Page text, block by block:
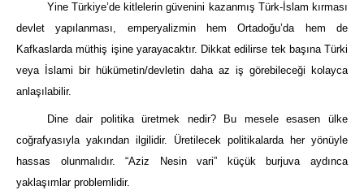
Yine Türkiye’de kitlelerin güvenini kazanmış Türk-İslam kırması
devlet yapılanması, emperyalizmin hem Ortadoğu’da hem de
Kafkaslarda müthiş işine yarayacaktır. Dikkat edilirse tek başına Türki
veya İslami bir hükümetin/devletin daha az iş görebileceği kolayca
anlaşılabilir.
Dine dair politika üretmek nedir? Bu mesele esasen ülke
coğrafyasıyla yakından ilgilidir. Üretilecek politikalarda her yönüyle
hassas olunmalıdır. “Aziz Nesin vari” küçük burjuva aydınca
yaklaşımlar problemlidir.